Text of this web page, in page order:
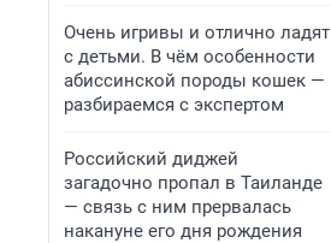
Очень игривы и отлично ладят
с детьми. В чём особенности
абиссинской породы кошек —
разбираемся с экспертом
Российский диджей
загадочно пропал в Таиланде
— связь с ним прервалась
накануне его дня рождения